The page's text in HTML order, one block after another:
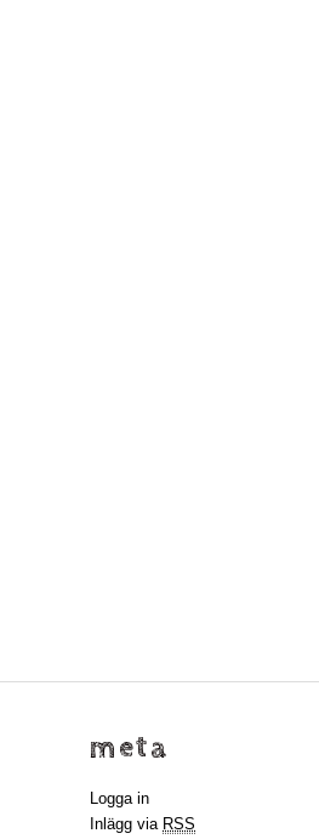
meta
Logga in
Inlägg via RSS